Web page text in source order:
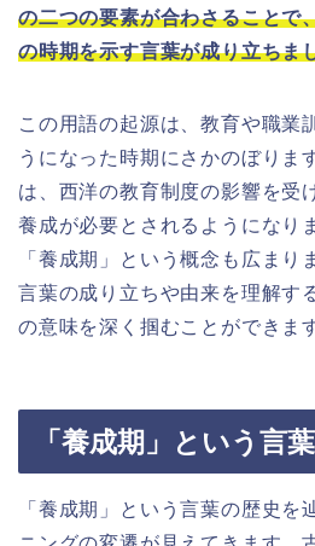
の二つの要素が合わさることで
の時期を示す言葉が成り立ちま
この用語の起源は、教育や職業
うになった時期にさかのぼりま
は、西洋の教育制度の影響を受
養成が必要とされるようになり
「養成期」という概念も広まり
言葉の成り立ちや由来を理解す
の意味を深く掴むことができま
「養成期」という言
「養成期」という言葉の歴史を